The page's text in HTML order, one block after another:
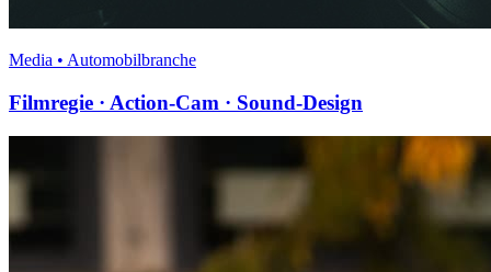
Media • Automobilbranche
Filmregie · Action-Cam · Sound-Design